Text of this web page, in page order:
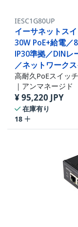
IESC1G80UP
イーサネットス
30W PoE+給電／
IP30準拠／DIN
／ネットワーク
高耐久PoEスイッ
｜アンマネージド
¥95,220 JPY
在庫有り
18